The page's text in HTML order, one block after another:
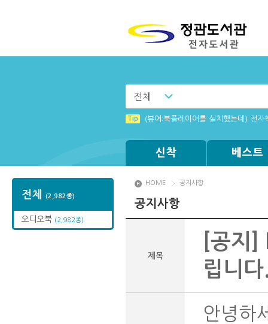
전체
Tip (뷰어:북플레이어를 설치했는데) 전자
신착 베스트
전체 (2,982종)
오디오북 (2,982종)
HOME 공지사항
공지사항
제목
[공지]
립니
안녕하